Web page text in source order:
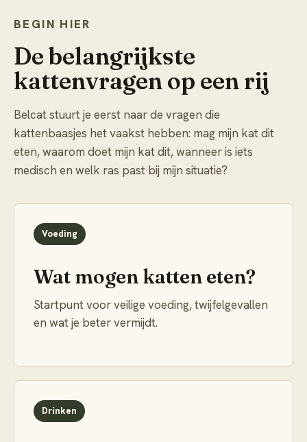
BEGIN HIER
De belangrijkste
kattenvragen op een rij
Belcat stuurt je eerst naar de vragen die
kattenbaasjes het vaakst hebben: mag mijn kat dit
eten, waarom doet mijn kat dit, wanneer is iets
medisch en welk ras past bij mijn situatie?
Voeding
Wat mogen katten eten?
Startpunt voor veilige voeding, twijfelgevallen
en wat je beter vermijdt.
Drinken